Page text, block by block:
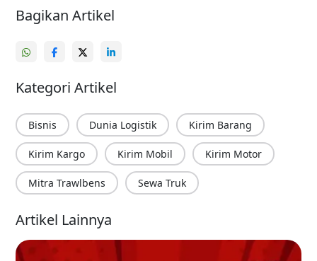
Bagikan Artikel
Kategori Artikel
Bisnis Dunia Logistik Kirim Barang
Kirim Kargo Kirim Mobil Kirim Motor
Mitra Trawlbens Sewa Truk
Artikel Lainnya